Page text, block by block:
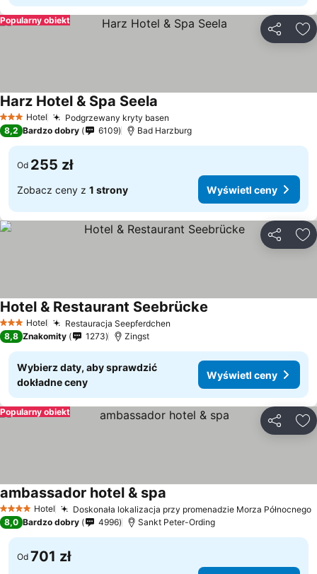
Popularny obiekt
3 Kategoria
Hotel Podgrzewany kryty basen
Harz Hotel & Spa Seela
8,2 Bardzo dobry 6109 Bad Harzburg
Od 255 zł
Zobacz ceny z 1 strony Wyświetl ceny
3 Kategoria
Hotel Restauracja Seepferdchen
Hotel & Restaurant Seebrücke
8,8 Znakomity 1273 Zingst
Wybierz daty, aby sprawdzić
dokładne ceny
Wyświetl ceny
Popularny obiekt
4 KategoriaHotel Doskonała lokalizacja przy promenadzie Morza Północnego
ambassador hotel & spa
8,0 Bardzo dobry 4996 Sankt Peter-Ording
Od 701 zł